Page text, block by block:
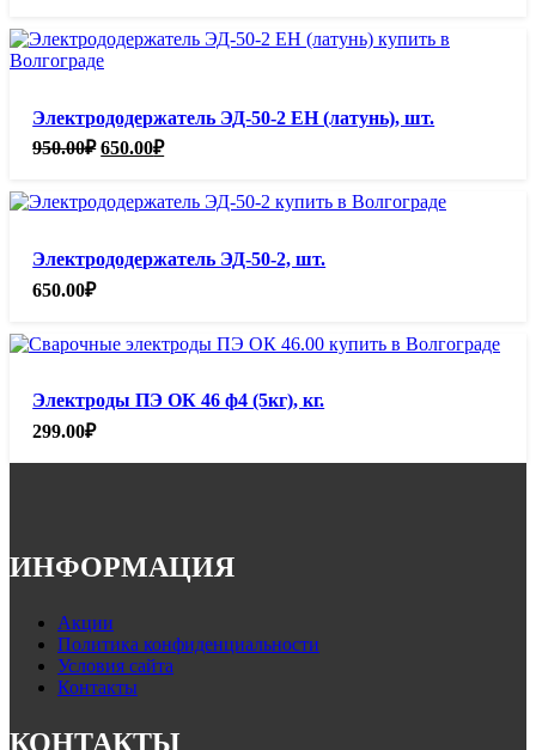
Электрододержатель ЭД-50-2 ЕН (латунь), шт.
950.00₽ Первоначальная
950.00₽.
650.00₽Текущая
650.00₽.
Электрододержатель ЭД-50-2, шт.
650.00₽
Электроды ПЭ ОК 46 ф4 (5кг), кг.
299.00₽
ИНФОРМАЦИЯ
Акции
Политика конфиденциальности
Условия сайта
Контакты
КОНТАКТЫ